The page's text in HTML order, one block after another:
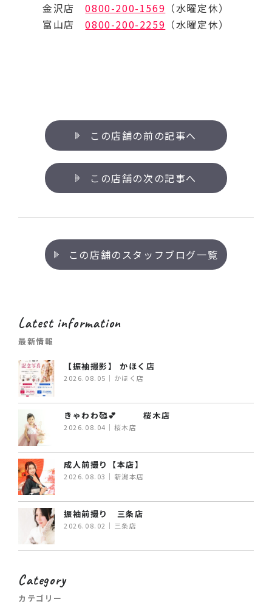
金沢店0800-200-1569 （水曜定休）
富山店0800-200-2259 （水曜定休）
この店舗の前の記事へ
この店舗の次の記事へ
この店舗のスタッフブログ一覧
Latest information
最新情報
【振袖撮影】 かほく店
2026.08.05｜かほく店
きゃわわ🥰💕 桜木店
2026.08.04｜桜木店
成人前撮り【本店】
2026.08.03｜新潟本店
振袖前撮り 三条店
2026.08.02｜三条店
Category
カテゴリー